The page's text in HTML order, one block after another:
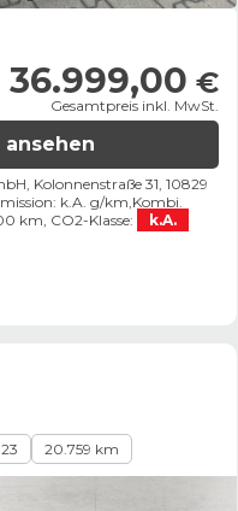
36.999,00 €
Gesamtpreis inkl. MwSt.
ansehen
Kolonnenstraße 31, 10829
k.A. g/km, Kombi.
km, CO2-Klasse: k.A.
20.759 km